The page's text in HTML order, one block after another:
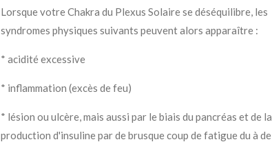
Lorsque votre Chakra du Plexus Solaire se déséquilibre, les
syndromes physiques suivants peuvent alors apparaître :
* acidité excessive
* inflammation (excès de feu)
* lésion ou ulcère, mais aussi par le biais du pancréas et de la
production d'insuline par de brusque coup de fatigue du à de